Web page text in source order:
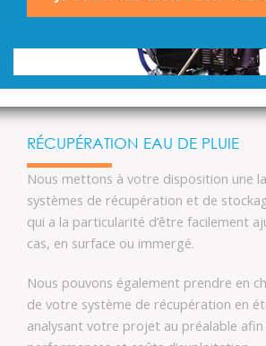
RÉCUPÉRATION EAU DE PLUIE
Nous mettons à votre disposition une
systèmes de récupération et de
qui a la particularité d’être facilement
cas, en surface ou immergé.
Nous pouvons également prendre en
de votre système de récupération en
analysant votre projet au préalable